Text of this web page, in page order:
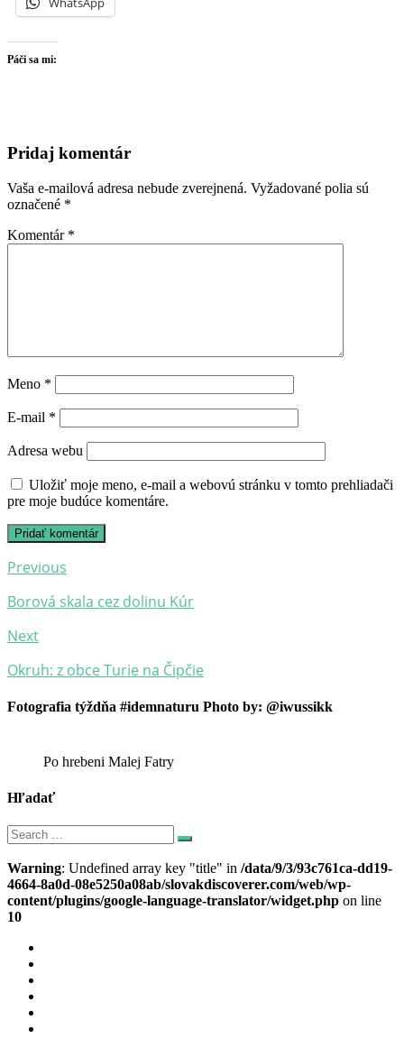
Páči sa mi:
Pridaj komentár
Vaša e-mailová adresa nebude zverejnená. Vyžadované polia sú
označené *
Komentár *
Meno *
E-mail *
Adresa webu
Uložiť moje meno, e-mail a webovú stránku v tomto prehliadači
pre moje budúce komentáre.
Post
navigation
Previous
Borová skala cez dolinu Kúr
Next
Okruh: z obce Turie na Čipčie
Fotografia týždňa #idemnaturu Photo by: @iwussikk
Po hrebeni Malej Fatry
Hľadať
Search
for:
Search
Warning: Undefined array key "title" in /data/9/3/93c761ca-dd19-
4664-8a0d-08e5250a08ab/slovakdiscoverer.com/web/wp-
content/plugins/google-language-translator/widget.php on line
10